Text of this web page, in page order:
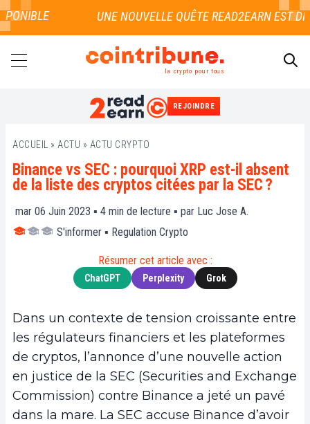
la crypto pour tous
REJOINDRE
ACCUEIL » ACTU » ACTU CRYPTO
Binance vs SEC : pourquoi XRP est-il absent
de la liste des cryptos citées par la SEC ?
mar 06 Juin 2023 ▪ 4 min de lecture ▪ par Luc Jose A.
S'informer ▪ Regulation Crypto
Résumer cet article avec :
ChatGPT Perplexity Grok
Dans un contexte de tension croissante entre
les régulateurs financiers et les plateformes
de cryptos, l’annonce d’une nouvelle action
en justice de la SEC (Securities and Exchange
Commission) contre Binance a jeté un pavé
dans la mare. La SEC accuse Binance d’avoir